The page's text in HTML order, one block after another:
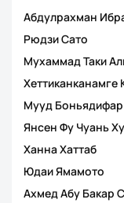
Абдулрахман
Рюдзи Сато
Мухаммад Таки
Мууд Боньядифар
Янсен Фу Чуань
Ханна Хаттаб
Юдаи Ямамото
Ахмед Абу Бакар